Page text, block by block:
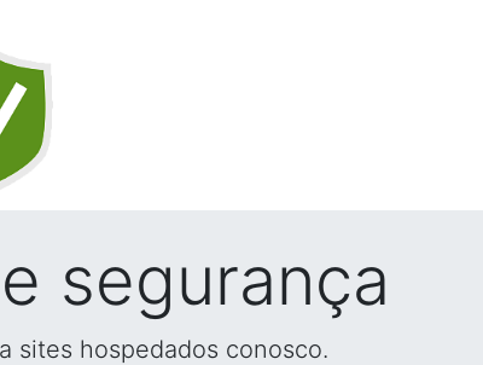
segurança
sites hospedados conosco.